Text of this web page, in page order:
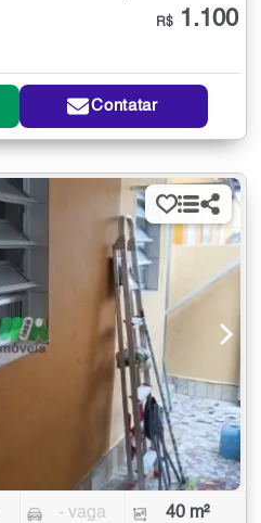
R$ 1.100
Contatar
- vaga 40 m²